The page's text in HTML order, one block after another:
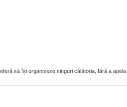
să își organizeze singuri călătoria, fără a apela